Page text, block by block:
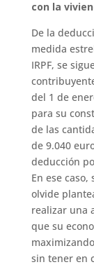
con la
De la
medida
IRPF, se
del 1 de
para su
de las
de 9.040
deducción
En ese
olvide
realizar una
que su
sin tener en